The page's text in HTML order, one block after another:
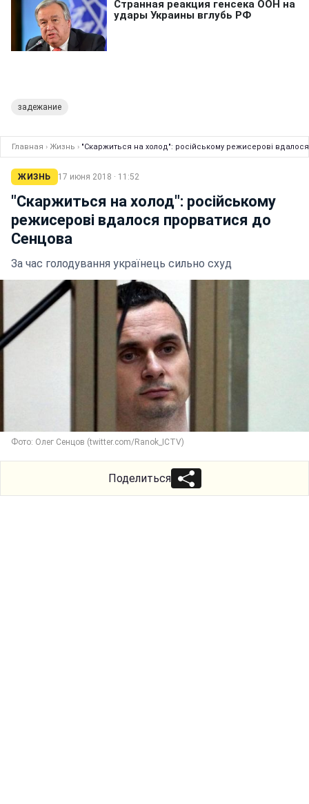
задежание
Главная › Жизнь › "Скаржиться на холод": російському режисерові
ЖИЗНЬ 17 июня 2018 · 11:52
"Скаржиться на холод": російському
режисерові вдалося прорватися до
Сенцова
За час голодування українець сильно схуд
Фото: Олег Сенцов (twitter.com/Ranok_ICTV)
Поделиться